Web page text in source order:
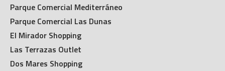
Parque Comercial Mediterráneo
Parque Comercial Las Dunas
El Mirador Shopping
Las Terrazas Outlet
Dos Mares Shopping